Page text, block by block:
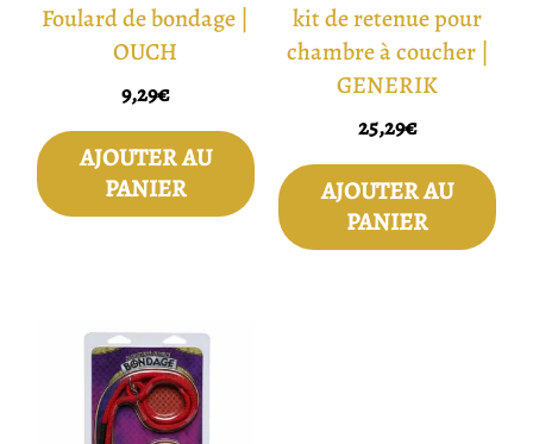
Foulard de bondage |
OUCH
9,29€
AJOUTER AU
PANIER
kit de retenue pour
chambre à coucher |
GENERIK
25,29€
AJOUTER AU
PANIER